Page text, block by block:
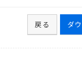
ダ
戻る